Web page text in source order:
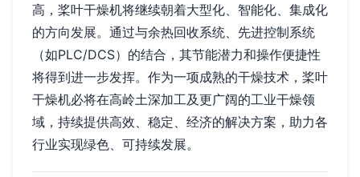
高，桨叶干燥机将继续朝着大型化、智能化、集成化
的方向发展。通过与余热回收系统、先进控制系统
（如PLC/DCS）的结合，其节能潜力和操作便捷性
将得到进一步发挥。作为一项成熟的干燥技术，桨叶
干燥机必将在高岭土深加工及更广阔的工业干燥领
域，持续提供高效、稳定、经济的解决方案，助力各
行业实现绿色、可持续发展。